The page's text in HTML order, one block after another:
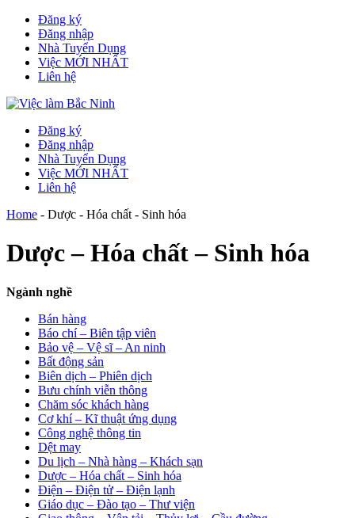
Đăng ký
Đăng nhập
Nhà Tuyển Dụng
Việc MỚI NHẤT
Liên hệ
Đăng ký
Đăng nhập
Nhà Tuyển Dụng
Việc MỚI NHẤT
Liên hệ
Home - Dược - Hóa chất - Sinh hóa
Dược – Hóa chất – Sinh hóa
Ngành nghề
Bán hàng
Báo chí – Biên tập viên
Bảo vệ – Vệ sĩ – An ninh
Bất động sản
Biên dịch – Phiên dịch
Bưu chính viễn thông
Chăm sóc khách hàng
Cơ khí – Kĩ thuật ứng dụng
Công nghệ thông tin
Dệt may
Du lịch – Nhà hàng – Khách sạn
Dược – Hóa chất – Sinh hóa
Điện – Điện tử – Điện lạnh
Giáo dục – Đào tạo – Thư viện